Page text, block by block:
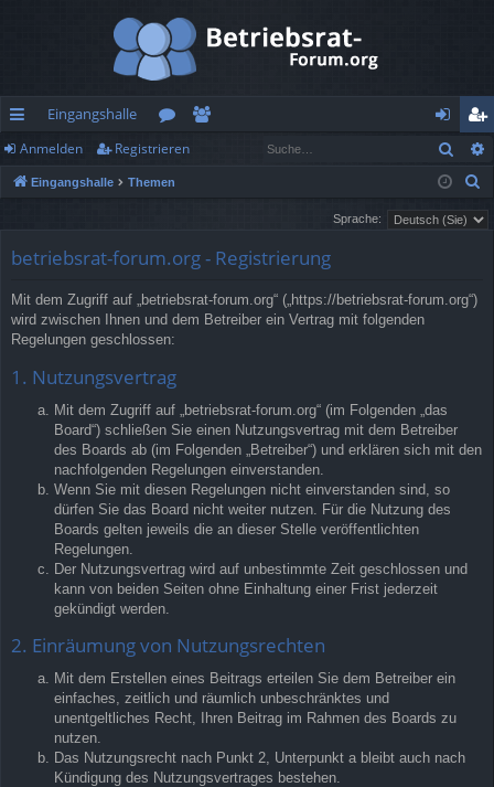
ch
ne
ug
rif
f
Eingangshalle
or
en
r
n
m
el
n
eg
ist
rie
n
Anmelden Registrieren
Eingangshalle Themen
c
Sprache:
betriebsrat-forum.org - Registrierung
Mit dem Zugriff auf „betriebsrat-forum.org“ („https://betriebsrat-forum.org“)
wird zwischen Ihnen und dem Betreiber ein Vertrag mit folgenden
Regelungen geschlossen:
1. Nutzungsvertrag
Mit dem Zugriff auf „betriebsrat-forum.org“ (im Folgenden „das
Board“) schließen Sie einen Nutzungsvertrag mit dem Betreiber
des Boards ab (im Folgenden „Betreiber“) und erklären sich mit den
nachfolgenden Regelungen einverstanden.
Wenn Sie mit diesen Regelungen nicht einverstanden sind, so
dürfen Sie das Board nicht weiter nutzen. Für die Nutzung des
Boards gelten jeweils die an dieser Stelle veröffentlichten
Regelungen.
Der Nutzungsvertrag wird auf unbestimmte Zeit geschlossen und
kann von beiden Seiten ohne Einhaltung einer Frist jederzeit
gekündigt werden.
2. Einräumung von Nutzungsrechten
Mit dem Erstellen eines Beitrags erteilen Sie dem Betreiber ein
einfaches, zeitlich und räumlich unbeschränktes und
unentgeltliches Recht, Ihren Beitrag im Rahmen des Boards zu
nutzen.
Das Nutzungsrecht nach Punkt 2, Unterpunkt a bleibt auch nach
Kündigung des Nutzungsvertrages bestehen.